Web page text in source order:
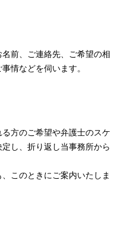
前、ご連絡先、ご希望の相
情などを伺います。
方のご希望や弁護士のスケ
し、折り返し当事務所から
このときにご案内いたしま